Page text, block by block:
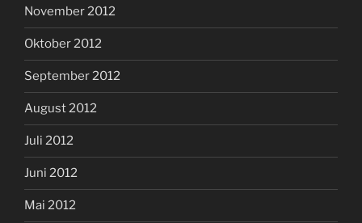
November 2012
Oktober 2012
September 2012
August 2012
Juli 2012
Juni 2012
Mai 2012